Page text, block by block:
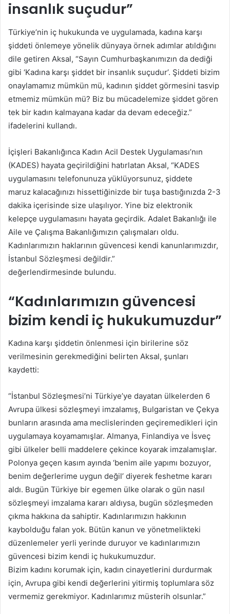
insanlık suçudur”
Türkiye’nin iç hukukunda ve uygulamada, kadına karşı
şiddeti önlemeye yönelik dünyaya örnek adımlar atıldığını
dile getiren Aksal, “Sayın Cumhurbaşkanımızın da dediği
gibi ‘Kadına karşı şiddet bir insanlık suçudur’. Şiddeti bizim
onaylamamız mümkün mü, kadının şiddet görmesini tasvip
etmemiz mümkün mü? Biz bu mücadelemize şiddet gören
tek bir kadın kalmayana kadar da devam edeceğiz.”
ifadelerini kullandı.
İçişleri Bakanlığınca Kadın Acil Destek Uygulaması’nın
(KADES) hayata geçirildiğini hatırlatan Aksal, “KADES
uygulamasını telefonunuza yüklüyorsunuz, şiddete
maruz kalacağınızı hissettiğinizde bir tuşa bastığınızda 2-3
dakika içerisinde size ulaşılıyor. Yine biz elektronik
kelepçe uygulamasını hayata geçirdik. Adalet Bakanlığı ile
Aile ve Çalışma Bakanlığımızın çalışmaları oldu.
Kadınlarımızın haklarının güvencesi kendi kanunlarımızdır,
İstanbul Sözleşmesi değildir.”
değerlendirmesinde bulundu.
“Kadınlarımızın güvencesi
bizim kendi iç hukukumuzdur”
Kadına karşı şiddetin önlenmesi için birilerine söz
verilmesinin gerekmediğini belirten Aksal, şunları
kaydetti:
“İstanbul Sözleşmesi’ni Türkiye’ye dayatan ülkelerden 6
Avrupa ülkesi sözleşmeyi imzalamış, Bulgaristan ve Çekya
bunların arasında ama meclislerinden geçiremedikleri için
uygulamaya koyamamışlar. Almanya, Finlandiya ve İsveç
gibi ülkeler belli maddelere çekince koyarak imzalamışlar.
Polonya geçen kasım ayında ‘benim aile yapımı bozuyor,
benim değerlerime uygun değil’ diyerek feshetme kararı
aldı. Bugün Türkiye bir egemen ülke olarak o gün nasıl
sözleşmeyi imzalama kararı aldıysa, bugün sözleşmeden
çıkma hakkına da sahiptir. Kadınlarımızın hakkının
kaybolduğu falan yok. Bütün kanun ve yönetmelikteki
düzenlemeler yerli yerinde duruyor ve kadınlarımızın
güvencesi bizim kendi iç hukukumuzdur.
Bizim kadını korumak için, kadın cinayetlerini durdurmak
için, Avrupa gibi kendi değerlerini yitirmiş toplumlara söz
vermemiz gerekmiyor. Kadınlarımız müsterih olsunlar.”